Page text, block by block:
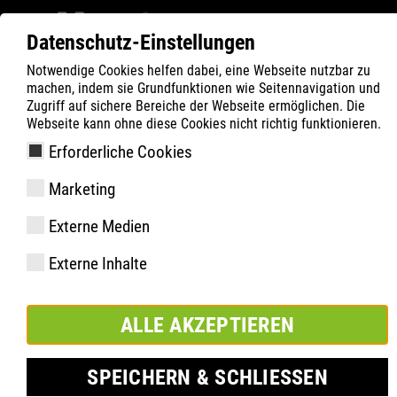
Datenschutz-Einstellungen
Notwendige Cookies helfen dabei, eine Webseite nutzbar zu
machen, indem sie Grundfunktionen wie Seitennavigation und
Zugriff auf sichere Bereiche der Webseite ermöglichen. Die
Webseite kann ohne diese Cookies nicht richtig funktionieren.
Erforderliche Cookies
Marketing
Externe Medien
Externe Inhalte
ALLE AKZEPTIEREN
SPEICHERN & SCHLIESSEN
ATLAS Produkte FLASH Series